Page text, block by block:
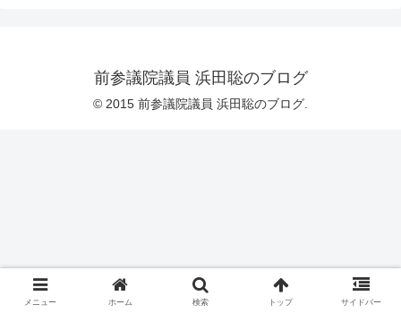
前参議院議員 浜田聡のブログ
© 2015 前参議院議員 浜田聡のブログ.
メニュー ホーム 検索 トップ サイドバー